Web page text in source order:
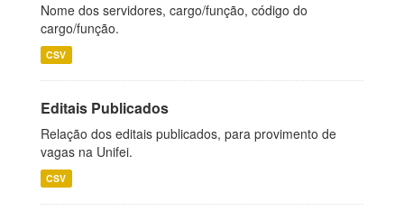
Nome dos servidores, cargo/função, código do
cargo/função.
CSV
Editais Publicados
Relação dos editais publicados, para provimento de
vagas na Unifei.
CSV